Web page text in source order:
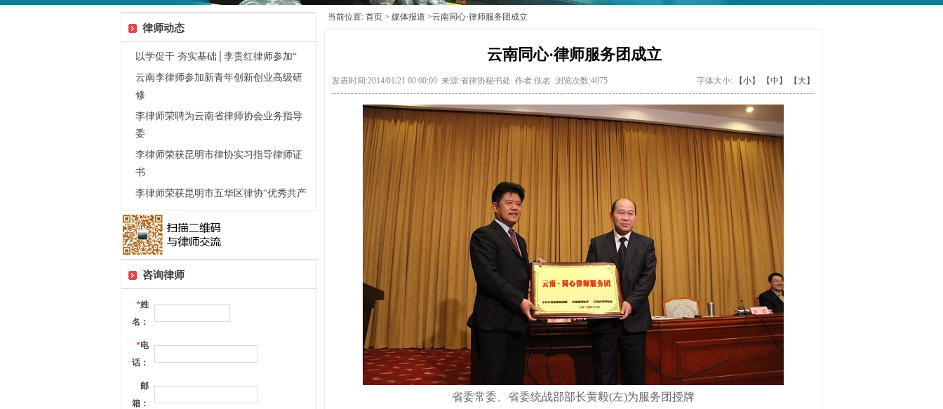
律师动态
以学促干 夯实基础│李贵红律师参加“
云南李律师参加新青年创新创业高级研
修
李律师荣聘为云南省律师协会业务指导
委
李律师荣获昆明市律协实习指导律师证
书
李律师荣获昆明市五华区律协“优秀共产
咨询律师
*姓
名：
*电
话：
邮
箱：
当前位置: 首页 > 媒体报道 >云南同心·律师服务团成立
云南同心·律师服务团成立
发表时间:2014/01/21 00:00:00 来源:省律协秘书处 作者:佚名 浏览次数:4075 字体大小: 【小】 【中】 【大】
省委常委、省委统战部部长黄毅(左)为服务团授牌